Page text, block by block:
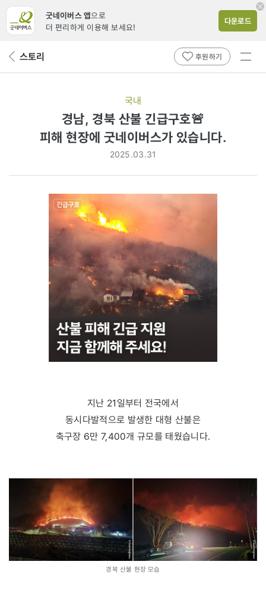
굿네이버스 앱으로
더 편리하게 이용해 보세요!
다운로드
뒤 스토리 후원하기
전체
국내
굿네이버스가
있습니다.
경남, 경북 산불 긴급구호🚨
피해 현장에 굿네이버스가 있습니다.
2025.03.31
지난 21일부터 전국에서
동시다발적으로 발생한 대형 산불은
축구장 6만 7,400개 규모를 태웠습니다.
경북 산불 현장 모습